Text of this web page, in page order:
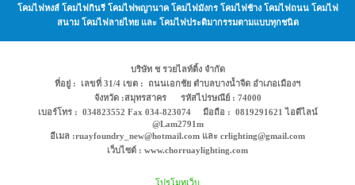
โคมไฟหงส์ โคมไฟกินรี โคมไฟพญานาค โคมไฟมังกร โคมไฟช้าง โคมไฟถนน โคมไฟ
สนาม โคมไฟลายไทย และ โคมไฟประติมากรรมตามแบบทุกชนิด
บริษัท ช รวยไลท์ติ้ง จำกัด
ที่อยู่ : เลขที่ 31/4 เขต : ถนนเอกชัย ตำบลบางน้ำจืด อำเภอเมืองฯ
จังหวัด :สมุทรสาคร รหัสไปรษณีย์ : 74000
เบอร์โทร : 034823552 Fax 034-823074 มือถือ : 0819291621 ไอดีไลน์
@Lam2791m
อีเมล :ruayfoundry_new@hotmail.com และ crlighting@gmail.com
เว็บไซต์ : www.chorruaylighting.com
โปรโมทเว็บ